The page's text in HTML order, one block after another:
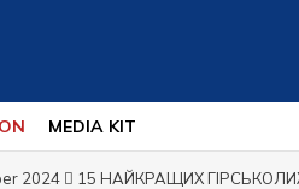
MEDIA KIT
2024 15 НАЙКРАЩИХ